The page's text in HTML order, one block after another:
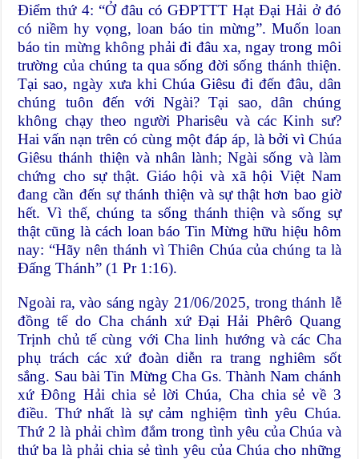
Điểm thứ 4: “Ở đâu có GĐPTTT Hạt Đại Hải ở đó
có niềm hy vọng, loan báo tin mừng”. Muốn loan
báo tin mừng không phải đi đâu xa, ngay trong môi
trường của chúng ta qua sống đời sống thánh thiện.
Tại sao, ngày xưa khi Chúa Giêsu đi đến đâu, dân
chúng tuôn đến với Ngài? Tại sao, dân chúng
không chạy theo người Pharisêu và các Kinh sư?
Hai vấn nạn trên có cùng một đáp áp, là bởi vì Chúa
Giêsu thánh thiện và nhân lành; Ngài sống và làm
chứng cho sự thật. Giáo hội và xã hội Việt Nam
đang cần đến sự thánh thiện và sự thật hơn bao giờ
hết. Vì thế, chúng ta sống thánh thiện và sống sự
thật cũng là cách loan báo Tin Mừng hữu hiệu hôm
nay: “Hãy nên thánh vì Thiên Chúa của chúng ta là
Đấng Thánh” (1 Pr 1:16).
Ngoài ra, vào sáng ngày 21/06/2025, trong thánh lễ
đồng tế do Cha chánh xứ Đại Hải Phêrô Quang
Trịnh chủ tế cùng với Cha linh hướng và các Cha
phụ trách các xứ đoàn diễn ra trang nghiêm sốt
sắng. Sau bài Tin Mừng Cha Gs. Thành Nam chánh
xứ Đông Hải chia sẻ lời Chúa, Cha chia sẻ về 3
điều. Thứ nhất là sự cảm nghiệm tình yêu Chúa.
Thứ 2 là phải chìm đắm trong tình yêu của Chúa và
thứ ba là phải chia sẻ tình yêu của Chúa cho những